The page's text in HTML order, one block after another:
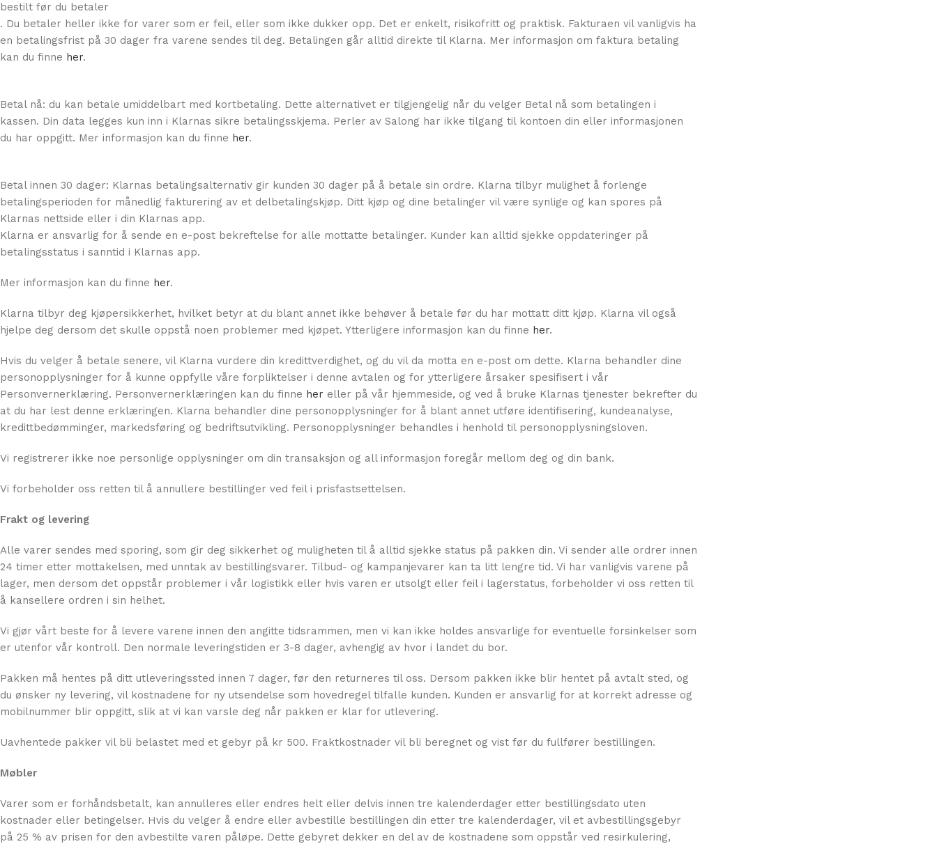
bestilt før du betaler
. Du betaler heller ikke for varer som er feil, eller som ikke dukker opp. Det er enkelt, risikofritt og praktisk. Fakturaen vil vanligvis ha
en betalingsfrist på 30 dager fra varene sendes til deg. Betalingen går alltid direkte til Klarna. Mer informasjon om faktura betaling
kan du finne her.
Betal nå: du kan betale umiddelbart med kortbetaling. Dette alternativet er tilgjengelig når du velger Betal nå som betalingen i
kassen. Din data legges kun inn i Klarnas sikre betalingsskjema. Perler av Salong har ikke tilgang til kontoen din eller informasjonen
du har oppgitt. Mer informasjon kan du finne her.
Betal innen 30 dager: Klarnas betalingsalternativ gir kunden 30 dager på å betale sin ordre. Klarna tilbyr mulighet å forlenge
betalingsperioden for månedlig fakturering av et delbetalingskjøp. Ditt kjøp og dine betalinger vil være synlige og kan spores på
Klarnas nettside eller i din Klarnas app.
Klarna er ansvarlig for å sende en e-post bekreftelse for alle mottatte betalinger. Kunder kan alltid sjekke oppdateringer på
betalingsstatus i sanntid i Klarnas app.
Mer informasjon kan du finne her.
Klarna tilbyr deg kjøpersikkerhet, hvilket betyr at du blant annet ikke behøver å betale før du har mottatt ditt kjøp. Klarna vil også
hjelpe deg dersom det skulle oppstå noen problemer med kjøpet. Ytterligere informasjon kan du finne her.
Hvis du velger å betale senere, vil Klarna vurdere din kredittverdighet, og du vil da motta en e-post om dette. Klarna behandler dine
personopplysninger for å kunne oppfylle våre forpliktelser i denne avtalen og for ytterligere årsaker spesifisert i vår
Personvernerklæring. Personvernerklæringen kan du finne her eller på vår hjemmeside, og ved å bruke Klarnas tjenester bekrefter du
at du har lest denne erklæringen. Klarna behandler dine personopplysninger for å blant annet utføre identifisering, kundeanalyse,
kredittbedømminger, markedsføring og bedriftsutvikling. Personopplysninger behandles i henhold til personopplysningsloven.
Vi registrerer ikke noe personlige opplysninger om din transaksjon og all informasjon foregår mellom deg og din bank.
Vi forbeholder oss retten til å annullere bestillinger ved feil i prisfastsettelsen.
Frakt og levering
Alle varer sendes med sporing, som gir deg sikkerhet og muligheten til å alltid sjekke status på pakken din. Vi sender alle ordrer innen
24 timer etter mottakelsen, med unntak av bestillingsvarer. Tilbud- og kampanjevarer kan ta litt lengre tid. Vi har vanligvis varene på
lager, men dersom det oppstår problemer i vår logistikk eller hvis varen er utsolgt eller feil i lagerstatus, forbeholder vi oss retten til
å kansellere ordren i sin helhet.
Vi gjør vårt beste for å levere varene innen den angitte tidsrammen, men vi kan ikke holdes ansvarlige for eventuelle forsinkelser som
er utenfor vår kontroll. Den normale leveringstiden er 3-8 dager, avhengig av hvor i landet du bor.
Pakken må hentes på ditt utleveringssted innen 7 dager, før den returneres til oss. Dersom pakken ikke blir hentet på avtalt sted, og
du ønsker ny levering, vil kostnadene for ny utsendelse som hovedregel tilfalle kunden. Kunden er ansvarlig for at korrekt adresse og
mobilnummer blir oppgitt, slik at vi kan varsle deg når pakken er klar for utlevering.
Uavhentede pakker vil bli belastet med et gebyr på kr 500. Fraktkostnader vil bli beregnet og vist før du fullfører bestillingen.
Møbler
Varer som er forhåndsbetalt, kan annulleres eller endres helt eller delvis innen tre kalenderdager etter bestillingsdato uten
kostnader eller betingelser. Hvis du velger å endre eller avbestille bestillingen din etter tre kalenderdager, vil et avbestillingsgebyr
på 25 % av prisen for den avbestilte varen påløpe. Dette gebyret dekker en del av de kostnadene som oppstår ved resirkulering,